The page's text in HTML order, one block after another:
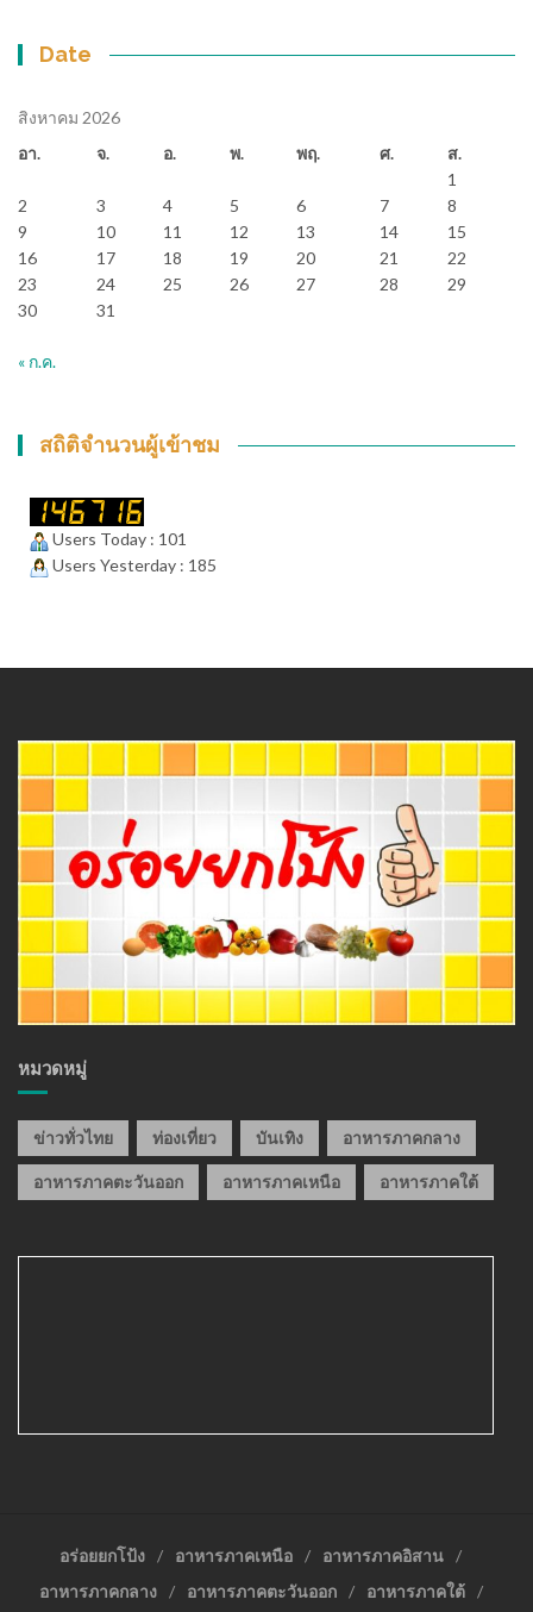
Date
สิงหาคม 2026
อา.
จ. อ. พ. พฤ. ศ.
ส.
1
2
3 4 5 6 7
8
9
10 11 12 13 14
15
16
17 18 19 20 21
22
23
24 25 26 27 28
29
30
31
« ก.ค.
สถิติจำนวนผู้เข้าชม
Users Today : 101
Users Yesterday : 185
หมวดหมู่
ข่าวทั่วไทย ท่องเที่ยว บันเทิง อาหารภาคกลาง
อาหารภาคตะวันออก อาหารภาคเหนือ อาหารภาคใต้
อร่อยยกโป้ง อาหารภาคเหนือ
อาหารภาคอิสาน
อาหารภาคกลาง
อาหารภาคตะวันออก อาหารภาคใต้